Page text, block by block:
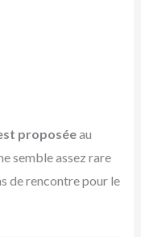
proposéeau
semble assez rare
de rencontre pour le